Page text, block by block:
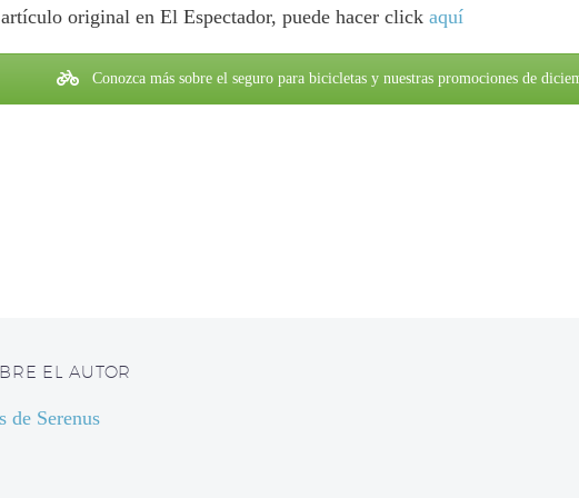
original en El Espectador, puede hacer click aquí
Conozca más sobre el seguro para bicicletas y nuestras promociones de
EL AUTOR
de Serenus